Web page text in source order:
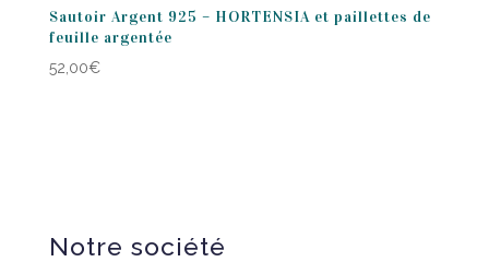
Sautoir Argent 925 – HORTENSIA et paillettes de
feuille argentée
52,00€
Notre société